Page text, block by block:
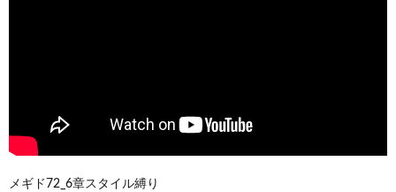
メギド72_6章スタイル縛り